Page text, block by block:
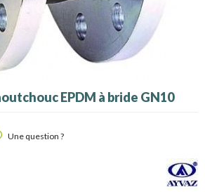
EPDM à bride GN10
Une question ?